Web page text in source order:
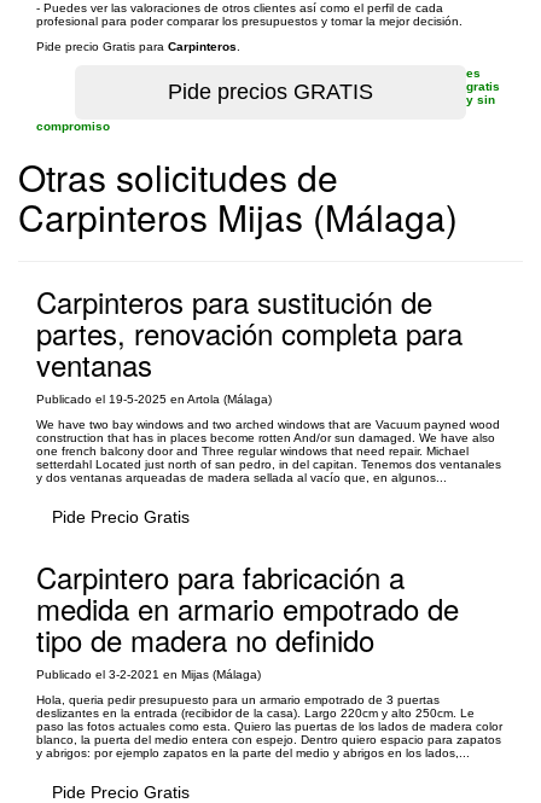
- Puedes ver las valoraciones de otros clientes así como el perfil de cada
profesional para poder comparar los presupuestos y tomar la mejor decisión.
Pide precio Gratis para Carpinteros
es
gratis
y sin
compromiso
Otras solicitudes de
Carpinteros Mijas (Málaga)
Carpinteros para sustitución de
partes, renovación completa para
ventanas
Publicado el 19-5-2025 en Artola (Málaga)
We have two bay windows and two arched windows that are Vacuum payned wood
construction that has in places become rotten And/or sun damaged. We have also
one french balcony door and Three regular windows that need repair. Michael
setterdahl Located just north of san pedro, in del capitan. Tenemos dos ventanales
y dos ventanas arqueadas de madera sellada al vacío que, en algunos...
Pide Precio Gratis
Carpintero para fabricación a
medida en armario empotrado de
tipo de madera no definido
Publicado el 3-2-2021 en Mijas (Málaga)
Hola, queria pedir presupuesto para un armario empotrado de 3 puertas
deslizantes en la entrada (recibidor de la casa). Largo 220cm y alto 250cm. Le
paso las fotos actuales como esta. Quiero las puertas de los lados de madera color
blanco, la puerta del medio entera con espejo. Dentro quiero espacio para zapatos
y abrigos: por ejemplo zapatos en la parte del medio y abrigos en los lados,...
Pide Precio Gratis